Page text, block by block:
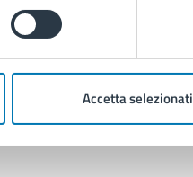
Accetta selezionati